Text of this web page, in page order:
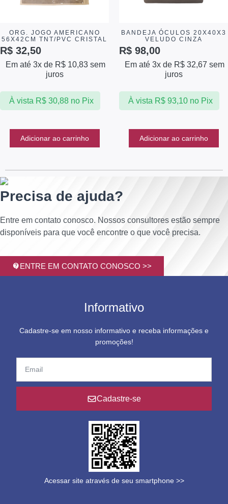
ORG. JOGO AMERICANO
56X42CM TNT/PVC CRISTAL
R$ 32,50
Em até 3x de R$ 10,83 sem
juros
À vista R$30,88 no Pix
Adicionar ao carrinho
BANDEJA ÓCULOS 20X40X3
VELUDO CINZA
R$ 98,00
Em até 3x de R$ 32,67 sem
juros
À vista R$93,10 no Pix
Adicionar ao carrinho
Precisa de ajuda?
Entre em contato conosco. Nossos consultores estão sempre
disponíveis para que você encontre o que você precisa.
ENTRE EM CONTATO CONOSCO >>
Informativo
Cadastre-se em nosso informativo e receba informações e
promoções!
Cadastre-se
Acessar site através de seu smartphone >>